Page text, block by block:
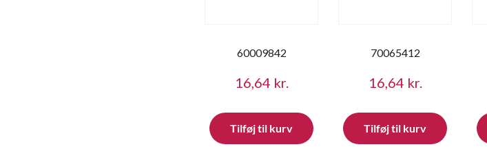
60009842
16,64 kr.
Tilføj til kurv
70065412
16,64 kr.
Tilføj til kurv